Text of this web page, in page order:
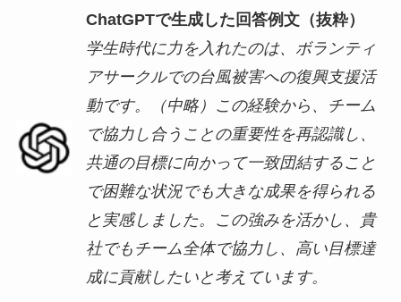
ChatGPTで生成した回答例文（抜粋）
学生時代に力を入れたのは、ボランティ
アサークルでの台風被害への復興支援活
動です。（中略）この経験から、チーム
で協力し合うことの重要性を再認識し、
共通の目標に向かって一致団結すること
で困難な状況でも大きな成果を得られる
と実感しました。この強みを活かし、貴
社でもチーム全体で協力し、高い目標達
成に貢献したいと考えています。